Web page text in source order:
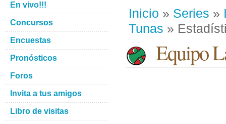
Inicio » Series »
Tunas »
Equipo
En vivo!!!
Concursos
Encuestas
Pronósticos
Foros
Invita a tus amigos
Libro de visitas